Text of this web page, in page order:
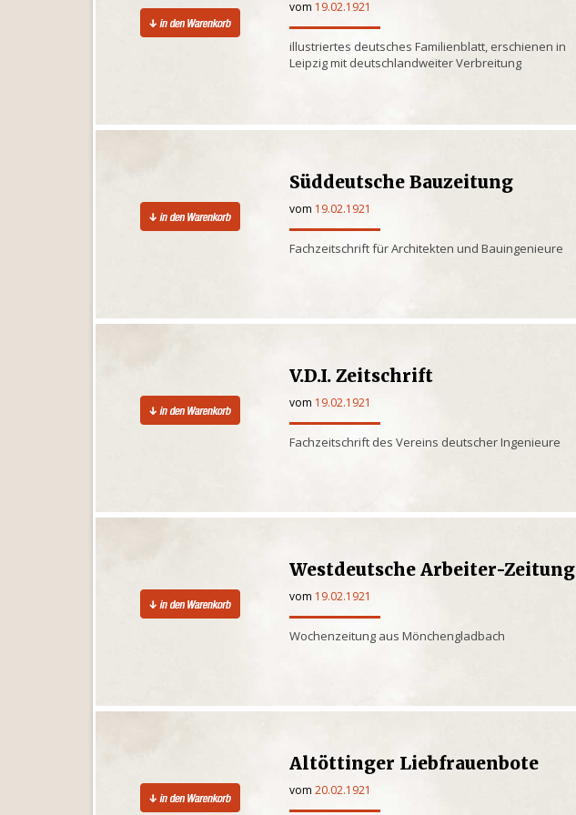
vom 19.02.1921
illustriertes deutsches Familienblatt, erschienen in
Leipzig mit deutschlandweiter Verbreitung
Süddeutsche Bauzeitung
vom 19.02.1921
Fachzeitschrift für Architekten und Bauingenieure
V.D.I. Zeitschrift
vom 19.02.1921
Fachzeitschrift des Vereins deutscher Ingenieure
Westdeutsche Arbeiter-Zeitung
vom 19.02.1921
Wochenzeitung aus Mönchengladbach
Altöttinger Liebfrauenbote
vom20.02.1921